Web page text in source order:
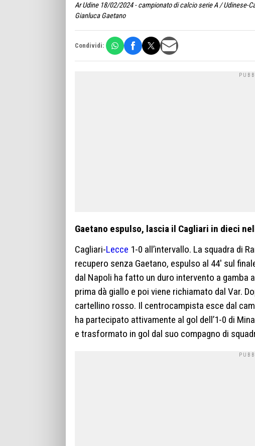
Ar Udine 18/02/2024 - campionato di calcio serie A / Udinese-
Gianluca Gaetano
Condividi:
Gaetano espulso, lascia il Cagliari in dieci
Cagliari-Lecce 1-0 all’intervallo. La squadra di
recupero senza Gaetano, espulso al 44′ sul
dal Napoli ha fatto un duro intervento a gamba
prima dà giallo e poi viene richiamato dal Var.
cartellino rosso. Il centrocampista esce dal
ha partecipato attivamente al gol dell’1-0 di
e trasformato in gol dal suo compagno di